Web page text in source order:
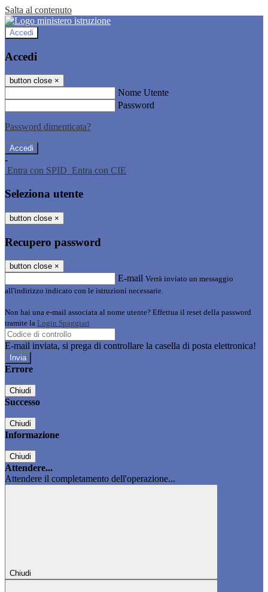
Salta al contenuto
Accedi
Accedi
button close ×
Nome Utente
Password
Password dimenticata?
-
Entra con SPID Entra con CIE
Seleziona utente
button close ×
Recupero password
button close ×
E-mail Verrà inviato un messaggio
all'indirizzo indicato con le istruzioni necessarie.
Non hai una e-mail associata al nome utente? Effettua il reset della password
tramite la Login Spaggiari
E-mail inviata, si prega di controllare la casella di posta elettronica!
Errore
Chiudi
Successo
Chiudi
Informazione
Chiudi
Attendere...
Attendere il completamento dell'operazione...
Chiudi